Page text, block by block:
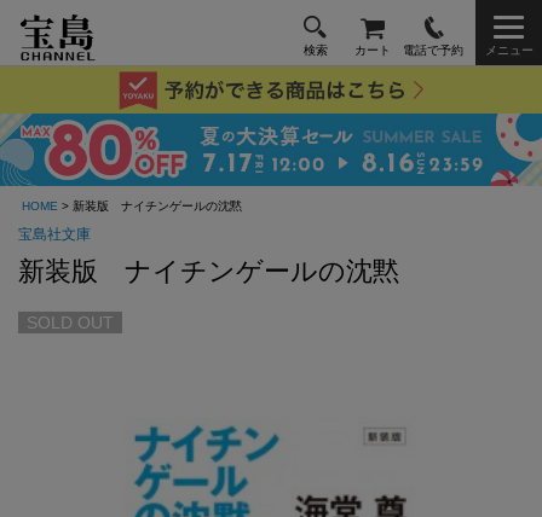
検索 カート 電話で予約 メニュー
HOME > 新装版 ナイチンゲールの沈黙
宝島社文庫
新装版 ナイチンゲールの沈黙
SOLD OUT